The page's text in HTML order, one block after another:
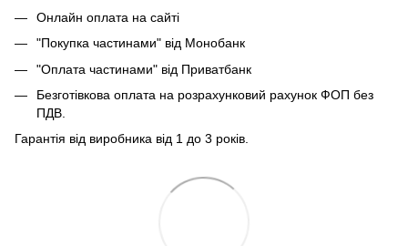
Онлайн оплата на сайті
"Покупка частинами" від Монобанк
"Оплата частинами" від Приватбанк
Безготівкова оплата на розрахунковий рахунок ФОП без
ПДВ.
Гарантія від виробника від 1 до 3 років.